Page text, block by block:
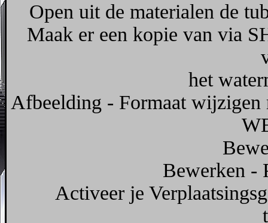
Open uit de materialen de
Maak er een kopie van via
het
Afbeelding - Formaat
Bewerken -
Activeer je